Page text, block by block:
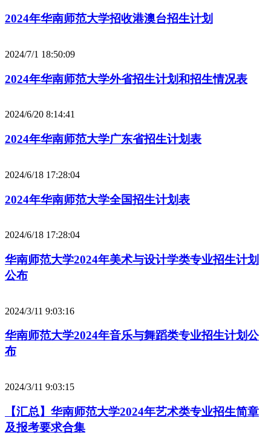
2024年华南师范大学招收港澳台招生计划
2024/7/1 18:50:09
2024年华南师范大学外省招生计划和招生情况表
2024/6/20 8:14:41
2024年华南师范大学广东省招生计划表
2024/6/18 17:28:04
2024年华南师范大学全国招生计划表
2024/6/18 17:28:04
华南师范大学2024年美术与设计学类专业招生计划
公布
2024/3/11 9:03:16
华南师范大学2024年音乐与舞蹈类专业招生计划公
布
2024/3/11 9:03:15
【汇总】华南师范大学2024年艺术类专业招生简章
及报考要求合集